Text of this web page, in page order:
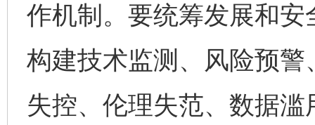
作机制。要统筹发展和
构建技术监测、风险预
失控、伦理失范、数据